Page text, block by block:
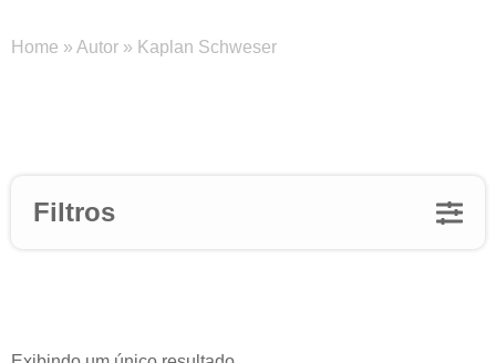
Home » Autor » Kaplan Schweser
Filtros